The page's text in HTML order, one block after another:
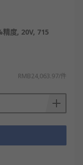
度, 20V, 715
RMB24,063.97/件